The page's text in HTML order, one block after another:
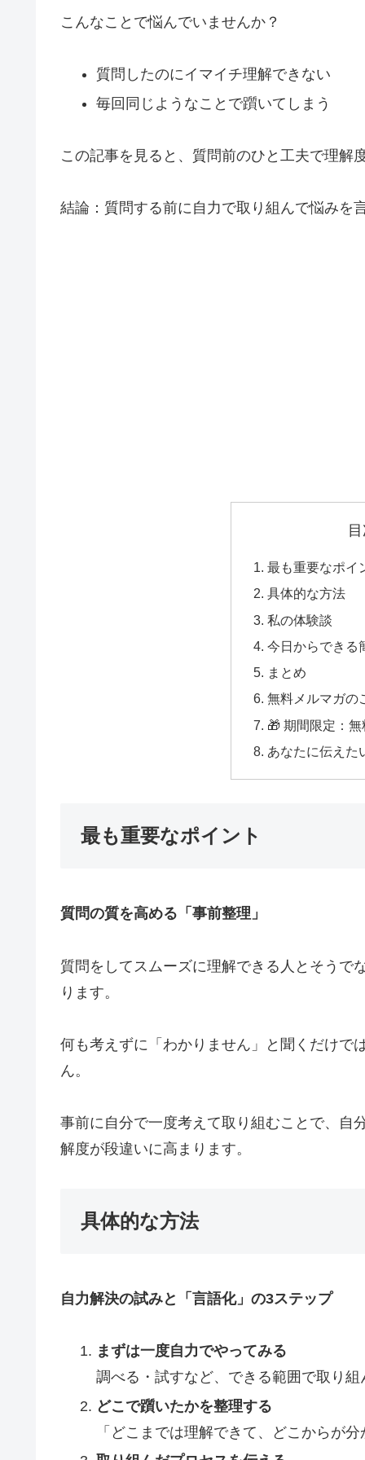
こんなことで悩んでいませんか？
質問したのにイマイチ理解できない
毎回同じようなことで躓いてしまう
この記事を見ると、質問前のひと工夫で理解
結論：質問する前に自力で取り組んで悩みを
最も重要なポイ
具体的な方法
私の体験談
今日からできる
まとめ
無料メルマガの
🎁 期間限定：
あなたに伝えた
最も重要なポイント
質問の質を高める「事前整理」
質問をしてスムーズに理解できる人とそうで
ります。
何も考えずに「わかりません」と聞くだけで
ん。
事前に自分で一度考えて取り組むことで、自
解度が段違いに高まります。
具体的な方法
自力解決の試みと「言語化」の3ステップ
まずは一度自力でやってみる
調べる・試すなど、できる範囲で取り組
どこで躓いたかを整理する
「どこまでは理解できて、どこからが